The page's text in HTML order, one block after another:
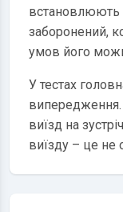
встановлюють
заборонений,
умов його
У тестах
випередження.
виїзд на
виїзду – це не